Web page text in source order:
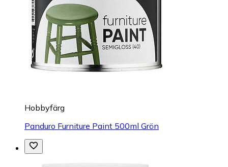
Hobbyfärg
Panduro Furniture Paint 500ml Grön